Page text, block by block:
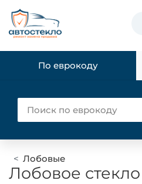
По еврокоду
Лобовые
Лобовое